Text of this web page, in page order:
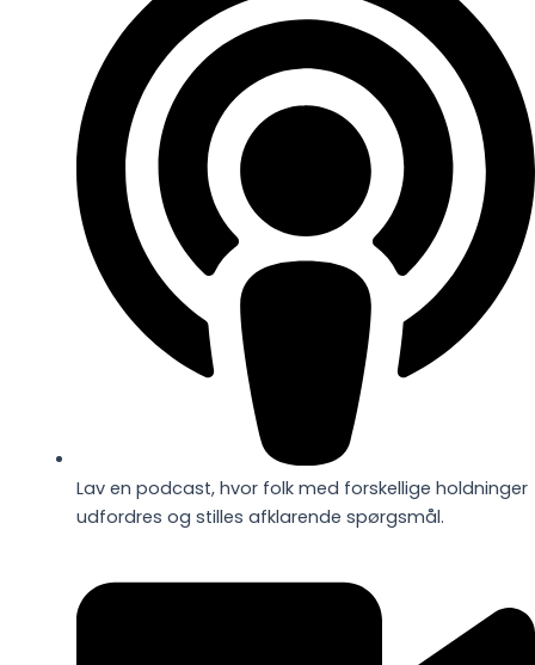
Lav en podcast, hvor folk med forskellige holdninger
udfordres og stilles afklarende spørgsmål.